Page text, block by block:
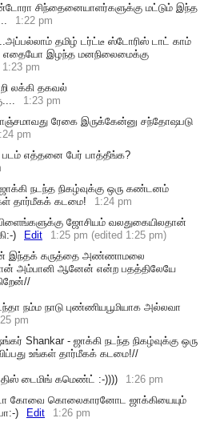
சிந்தைனையாளர்களுக்கு மட்டும் இந்த
1:22 pm
தமிழ் டர்ட்டீ ஸ்டோரிஸ் டாட் காம்
இழந்த மனநிலைமைக்கு
1:23 pm
லக்கி தகவல்
1:23 pm
ரேகை இருக்கேன்னு சந்தோஷபடு
pm
படம் எத்தனை பேர் பாத்தீங்க?
ஜாக்கி நடந்த நிகழ்வுக்கு ஒரு கண்டனம்
தார்மீகக் கடமை!
1:24 pm
ஜோசியம் வலதுகையிலதான்
)
Edit
1:25 pm (edited 1:25 pm)
இந்தக் கருத்தை அண்ணாமலை
அம்பானி ஆனேன் என்ற பதத்திலேயே
/
நம்ம நாடு புண்ணியபூமியாக அல்லவா
pm
Shankar - ஜாக்கி நடந்த நிகழ்வுக்கு ஒரு
உங்கள் தார்மீகக் கடமை!//
டைமிங் கமெண்ட் :-))))
1:26 pm
கோவை கொலைகாரனோட ஜாக்கியையும்
-) Edit
1:26 pm